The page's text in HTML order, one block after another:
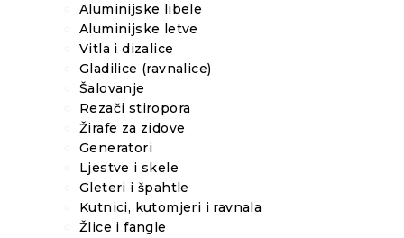
Aluminijske libele
Aluminijske letve
Vitla i dizalice
Gladilice (ravnalice)
Šalovanje
Rezači stiropora
Žirafe za zidove
Generatori
Ljestve i skele
Gleteri i špahtle
Kutnici, kutomjeri i ravnala
Žlice i fangle